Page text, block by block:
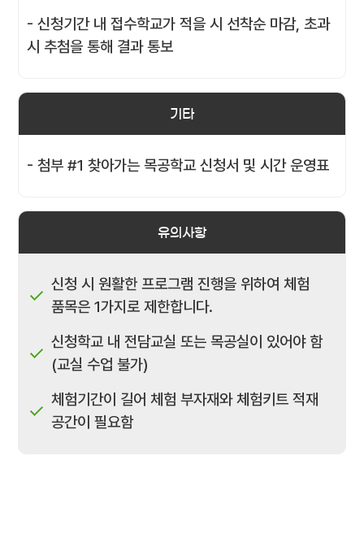
- 신청기간 내 접수학교가 적을 시 선착순 마감, 초과
시 추첨을 통해 결과 통보
기타
- 첨부 #1 찾아가는 목공학교 신청서 및 시간 운영표
유의사항
신청 시 원활한 프로그램 진행을 위하여 체험
품목은 1가지로 제한합니다.
신청학교 내 전담교실 또는 목공실이 있어야 함
(교실 수업 불가)
체험기간이 길어 체험 부자재와 체험키트 적재
공간이 필요함